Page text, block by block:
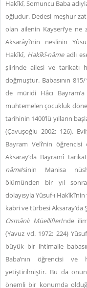
Hakîkî, Somuncu Baba
oğludur. Dedesi meşhur
olan ailenin Kayseri’ye
Aksarâyî’nin neslinin
Hakîkî, Hakîkî-nâmeadlı
şiirinde ailesi ve tarikatı
doğmuştur. Babasının
de müridi Hâcı
muhtemelen çocukluk
tarihinin 1400’lü yılların
(Çavuşoğlu 2002: 126).
Bayram Velî’nin
Aksaray’da Bayramî
nâme’sinin Manisa
ölümünden bir yıl
dolayısyla Yûsuf-ı
kabri ve türbesi Aksaray’da
Osmânlı Müellifleri’nde
(Yavuz vd. 1972: 224)
büyük bir ihtimalle
Baba’nın öğrencisi ve
yetiştirilmiştir. Bu da
önemli bir konumda